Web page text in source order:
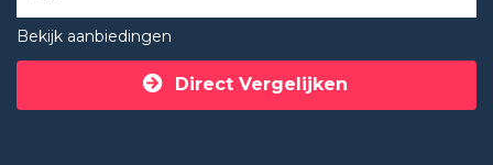
Bekijk aanbiedingen
Direct Vergelijken